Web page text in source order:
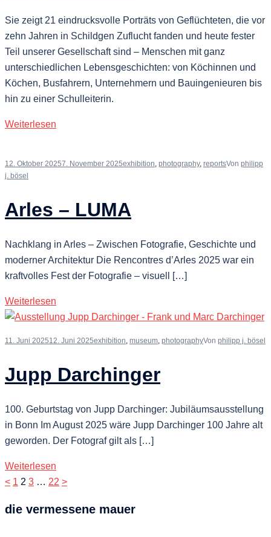
Sie zeigt 21 eindrucksvolle Porträts von Geflüchteten, die vor
zehn Jahren in Schildgen Zuflucht fanden und heute fester
Teil unserer Gesellschaft sind – Menschen mit ganz
unterschiedlichen Lebensgeschichten: von Köchinnen und
Köchen, Busfahrern, Unternehmern und Bauingenieuren bis
hin zu einer Schulleiterin.
Weiterlesen
12. Oktober 20257. November 2025exhibition, photography, reportsVon philipp
j. bösel
Arles – LUMA
Nachklang in Arles – Zwischen Fotografie, Geschichte und
moderner Architektur Die Rencontres d’Arles 2025 war ein
kraftvolles Fest der Fotografie – visuell […]
Weiterlesen
11. Juni 202512. Juni 2025exhibition, museum, photographyVon philipp j. bösel
Jupp Darchinger
100. Geburtstag von Jupp Darchinger: Jubiläumsausstellung
in Bonn Im August 2025 wäre Jupp Darchinger 100 Jahre alt
geworden. Der Fotograf gilt als […]
Weiterlesen
Seitennummerierung
Beiträge
< 1 2 3 … 22 >
die vermessene mauer